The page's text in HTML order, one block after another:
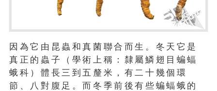
因為它由昆蟲和真菌聯合而生。冬天它是
真正的蟲子（學術上稱：隸屬鱗翅目蝙蝠
蛾科）體長三到五釐米，有二十幾個環
節、八對腹足。而冬季前後有些蝙蝠蛾的